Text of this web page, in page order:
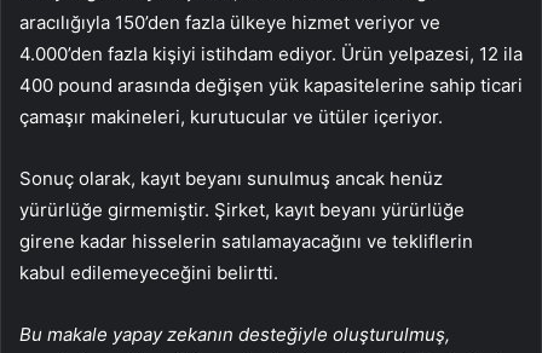
aracılığıyla 150’den fazla ülkeye hizmet veriyor ve
4.000’den fazla kişiyi istihdam ediyor. Ürün yelpazesi, 12 ila
400 pound arasında değişen yük kapasitelerine sahip ticari
çamaşır makineleri, kurutucular ve ütüler içeriyor.
Sonuç olarak, kayıt beyanı sunulmuş ancak henüz
yürürlüğe girmemiştir. Şirket, kayıt beyanı yürürlüğe
girene kadar hisselerin satılamayacağını ve tekliflerin
kabul edilemeyeceğini belirtti.
Bu makale yapay zekanın desteğiyle oluşturulmuş,